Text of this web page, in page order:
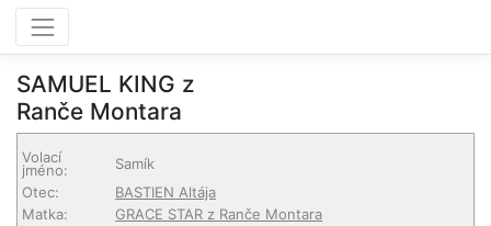
SAMUEL KING z
Ranče Montara
Volací
jméno:
Samík
Otec:
BASTIEN Altája
Matka:
GRACE STAR z Ranče Montara